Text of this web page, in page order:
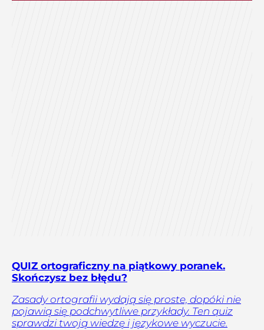
QUIZ ortograficzny na piątkowy poranek.
Skończysz bez błędu?
Zasady ortografii wydają się proste, dopóki nie
pojawią się podchwytliwe przykłady. Ten quiz
sprawdzi twoją wiedzę i językowe wyczucie.